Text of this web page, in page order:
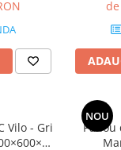
Vilo - Gri
NOU
Panou